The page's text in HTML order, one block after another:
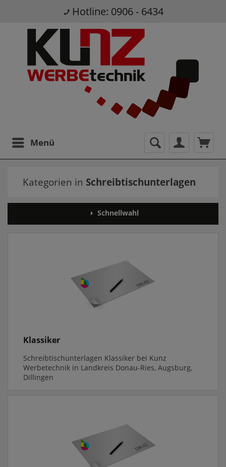
Hotline: 0906 - 6434
Menü
Kategorien in Schreibtischunterlagen
Schnellwahl
Klassiker
Schreibtischunterlagen Klassiker bei Kunz
Werbetechnik in Landkreis Donau-Ries, Augsburg,
Dillingen